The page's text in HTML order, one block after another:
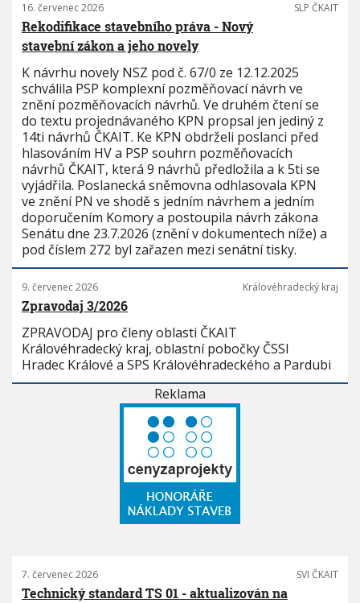
16. červenec 2026 SLP ČKAIT
Rekodifikace stavebního práva - Nový
stavební zákon a jeho novely
K návrhu novely NSZ pod č. 67/0 ze 12.12.2025
schválila PSP komplexní pozměňovací návrh ve
znění pozměňovacích návrhů. Ve druhém čtení se
do textu projednávaného KPN propsal jen jediný z
14ti návrhů ČKAIT. Ke KPN obdrželi poslanci před
hlasováním HV a PSP souhrn pozměňovacích
návrhů ČKAIT, která 9 návrhů předložila a k 5ti se
vyjádřila. Poslanecká sněmovna odhlasovala KPN
ve znění PN ve shodě s jedním návrhem a jedním
doporučením Komory a postoupila návrh zákona
Senátu dne 23.7.2026 (znění v dokumentech níže) a
pod číslem 272 byl zařazen mezi senátní tisky.
9. červenec 2026 Královéhradecký kraj
Zpravodaj 3/2026
ZPRAVODAJ pro členy oblasti ČKAIT
Královéhradecký kraj, oblastní pobočky ČSSI
Hradec Králové a SPS Královéhradeckého a Pardubi
Reklama
7. červenec 2026 SVI ČKAIT
Technický standard TS 01 - aktualizován na